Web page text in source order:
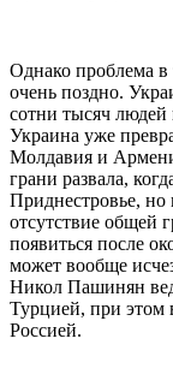
Однако проблема в
очень поздно.
сотни тысяч людей
Украина уже
Молдавия и
грани развала,
Приднестровье, но
отсутствие общей
появиться после
может вообще
Никол Пашинян
Турцией, при этом
Россией.